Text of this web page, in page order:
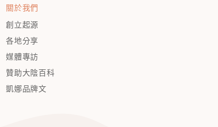
關於我們
創立起源
各地分享
媒體專訪
贊助大陰百科
凱娜品牌文